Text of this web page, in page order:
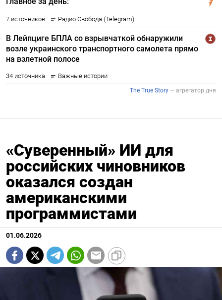
«Суверенный» ИИ для
российских чиновников
оказался создан
американскими
программистами
01.06.2026